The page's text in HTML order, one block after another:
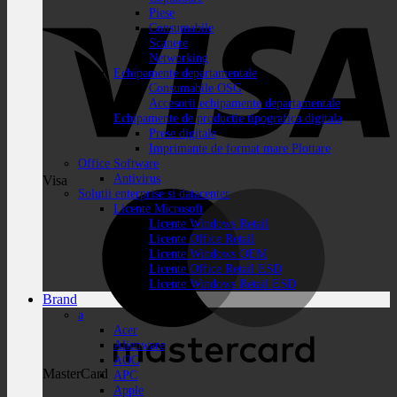
Visa
MasterCard
Piese
Consumabile
Scanere
Networking
Echipamente departamentale
Consumabile OSG
Accesorii echipamente departamentale
Echipamente de productie tipografica digitala
Prese digitale
Imprimante de format mare Plottare
Office Software
Antivirus
Solutii enterprise si datacenter
Licente Microsoft
Licente Windows Retail
Licente Office Retail
Licente Windows OEM
Licente Office Retail ESD
Licente Windows Retail ESD
Brand
a
Acer
Alienware
AOC
APC
Apple